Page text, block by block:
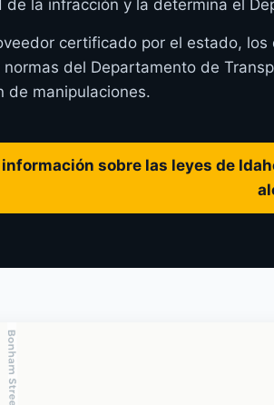
de la infracción y la determina el
certificado por el estado,
del Departamento de
de manipulaciones.
sobre las leyes de